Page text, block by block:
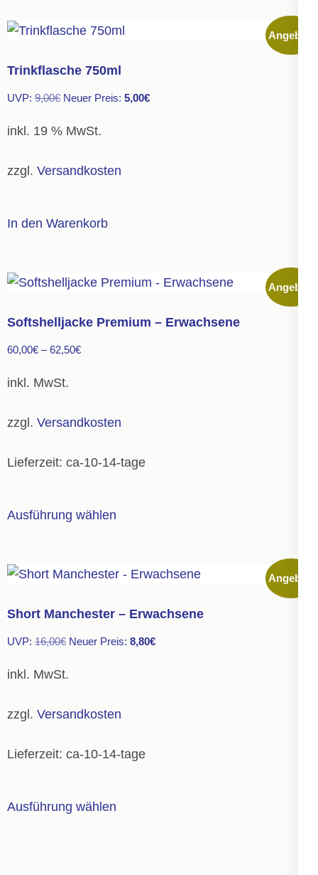
Optionen
der
Angebot!
Trinkflasche 750ml
UVP: 9,00€ Ursprünglicher
war:
Neuer Preis: 5,00€Aktueller
inkl. 19 % MwSt.
zzgl. Versandkosten
In den Warenkorb
Angebot!
Softshelljacke Premium – Erwachsene
60,00€ –62,50€
inkl. MwSt.
zzgl. Versandkosten
Lieferzeit: ca-10-14-tage
Ausführung wählen
Optionen
der
gewählt
Angebot!
Short Manchester – Erwachsene
UVP: 16,00€ Ursprünglicher
Neuer Preis: 8,80€Aktueller
inkl. MwSt.
zzgl. Versandkosten
Lieferzeit: ca-10-14-tage
Ausführung wählen